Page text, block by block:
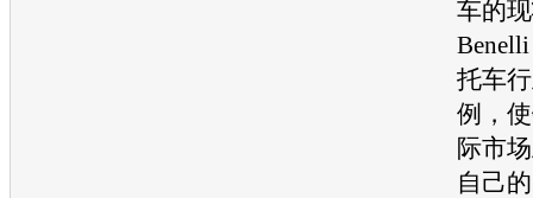
车的
托车
例，
际市
自己